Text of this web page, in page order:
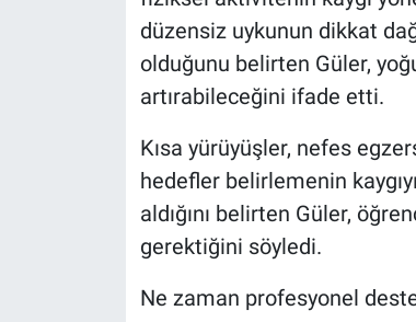
düzensiz uykunun dikkat
olduğunu belirten Güler,
artırabileceğini ifade etti.
Kısa yürüyüşler, nefes
hedefler belirlemenin
aldığını belirten Güler,
gerektiğini söyledi.
Ne zaman profesyonel